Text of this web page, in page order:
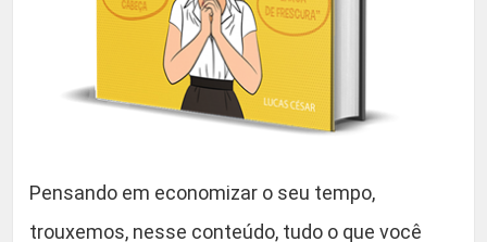
t
i
Pensando em economizar o seu tempo,
trouxemos, nesse conteúdo, tudo o que você